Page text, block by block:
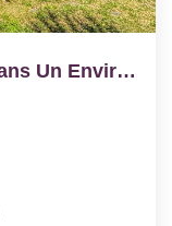
Maison Familiale À Breuillet Dans Un Environnement Calme